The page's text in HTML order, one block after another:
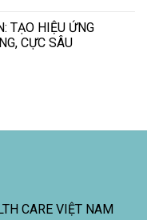
TẠO HIỆU ỨNG
CỰC SÂU
CARE VIỆT NAM